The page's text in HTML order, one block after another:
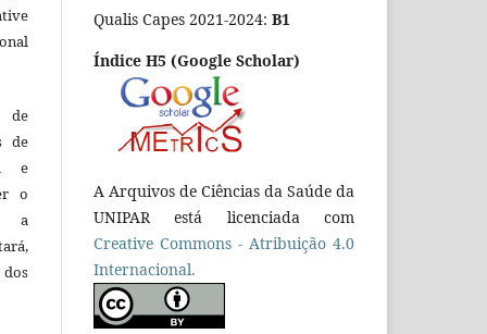
de
de
e
o
a
Qualis Capes 2021-2024: B1
Índice H5 (Google Scholar)
A Arquivos de Ciências da Saúde da
UNIPAR está licenciada com
Creative Commons - Atribuição 4.0
Internacional.